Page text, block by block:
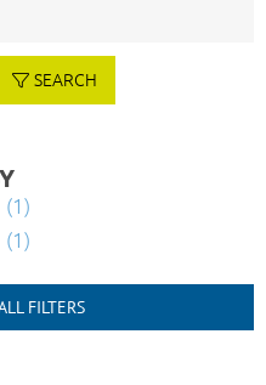
SEARCH
(1)
(1)
FILTERS